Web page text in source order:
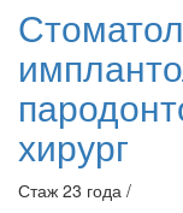
хирург
Стаж 23 года /